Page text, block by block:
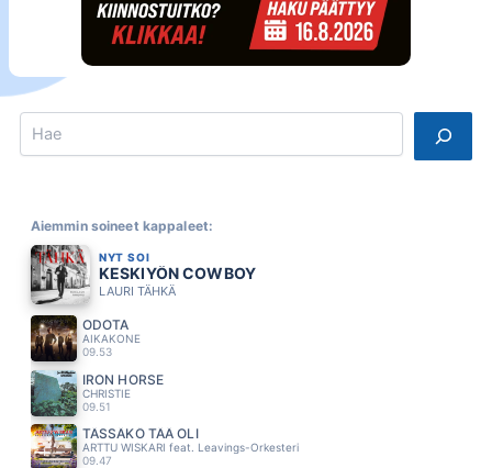
Search
Aiemmin soineet kappaleet:
NYT SOI
KESKIYÖN COWBOY
LAURI TÄHKÄ
ODOTA
AIKAKONE
09.53
IRON HORSE
CHRISTIE
09.51
TÄSSÄKÖ TÄÄ OLI
ARTTU WISKARI feat. Leavings-Orkesteri
09.47